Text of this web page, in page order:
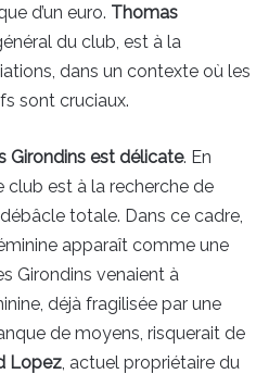
d’un euro. Thomas
du club, est à la
dans un contexte où les
sont cruciaux.
Girondins est délicate. En
club est à la recherche de
totale. Dans ce cadre,
apparaît comme une
Girondins venaient à
déjà fragilisée par une
de moyens, risquerait de
Lopez, actuel propriétaire du